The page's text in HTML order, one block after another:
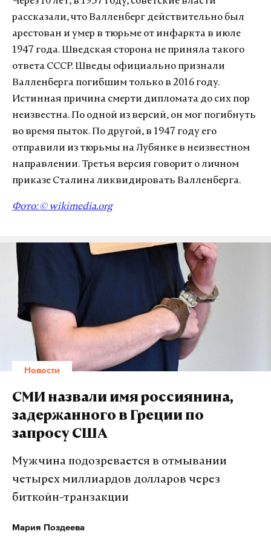
рассказали, что Валленберг действительно был
арестован и умер в тюрьме от инфаркта в июле
1947 года. Шведская сторона не приняла такого
ответа СССР. Шведы официально признали
Валленберга погибшим только в 2016 году.
Истинная причина смерти дипломата до сих пор
неизвестна. По одной из версий, он мог погибнуть
во время пыток. По другой, в 1947 году его
отправили из тюрьмы на Лубянке в неизвестном
направлении. Третья версия говорит о личном
приказе Сталина ликвидировать Валленберга.
Фото: © wikimedia.org
Новости
СМИ назвали имя россиянина,
задержанного в Греции по
запросу США
Мужчина подозревается в отмывании
четырех миллиардов долларов через
биткойн-транзакции
Мария Поздеева